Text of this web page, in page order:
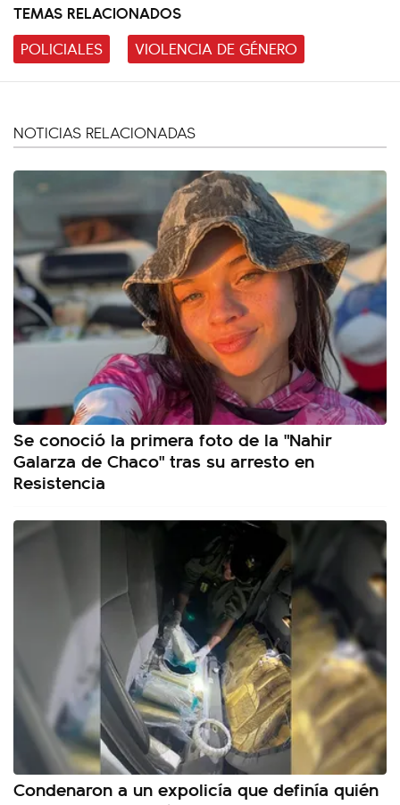
TEMAS RELACIONADOS
POLICIALES
VIOLENCIA DE GÉNERO
NOTICIAS RELACIONADAS
Se conoció la primera foto de la "Nahir
Galarza de Chaco" tras su arresto en
Resistencia
Condenaron a un expolicía que definía quién